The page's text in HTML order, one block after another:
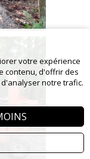
votre expérience
contenu, d'offrir des
notre trafic.